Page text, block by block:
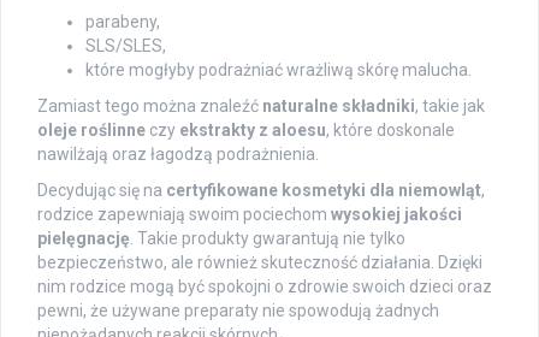
parabeny,
SLS/SLES,
które mogłyby podrażniać wrażliwą skórę malucha.
Zamiast tego można znaleźć naturalne składniki, takie jak
oleje roślinne czy ekstrakty z aloesu, które doskonale
nawilżają oraz łagodzą podrażnienia.
Decydując się na certyfikowane kosmetyki dla niemowląt,
rodzice zapewniają swoim pociechom wysokiej jakości
pielęgnację. Takie produkty gwarantują nie tylko
bezpieczeństwo, ale również skuteczność działania. Dzięki
nim rodzice mogą być spokojni o zdrowie swoich dzieci oraz
pewni, że używane preparaty nie spowodują żadnych